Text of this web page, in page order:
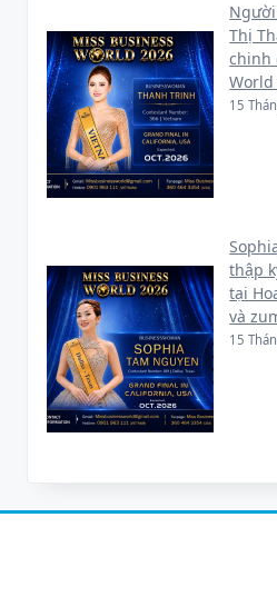
Thị
chinh
World
15
thập
tại
và
15